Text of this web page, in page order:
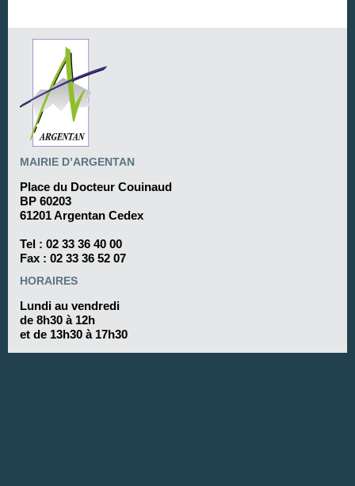
MAIRIE D’ARGENTAN
Place du Docteur Couinaud
BP 60203
61201 Argentan Cedex
Tel : 02 33 36 40 00
Fax : 02 33 36 52 07
HORAIRES
Lundi au vendredi
de 8h30 à 12h
et de 13h30 à 17h30